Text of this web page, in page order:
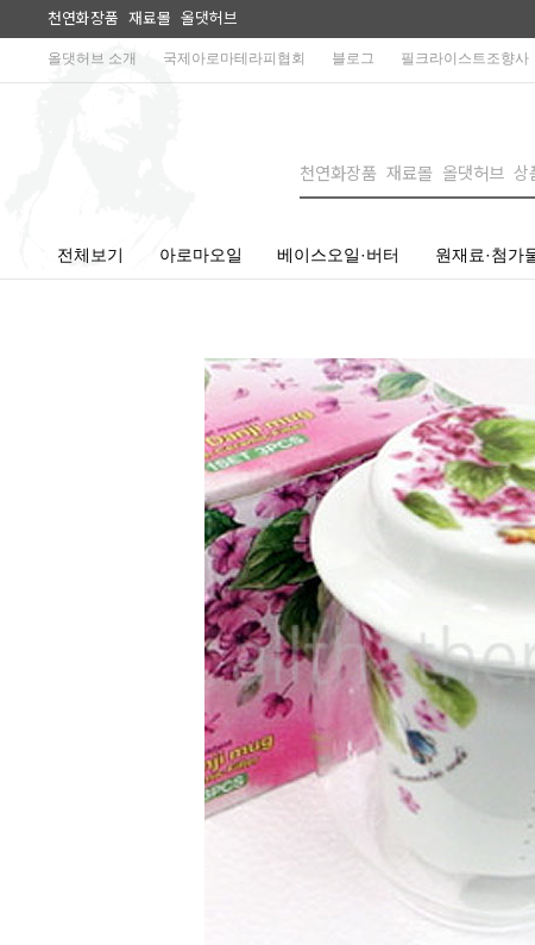
천연화장품 재료몰 올댓허브
올댓허브 소개 국제아로마테라피협회 블로그 필크라이스트조향사
전체보기 아로마오일 베이스오일·버터 원재료·첨가